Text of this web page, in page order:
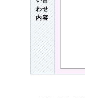
わせ
内容